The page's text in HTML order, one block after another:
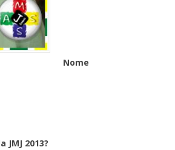
Nome
JMJ 2013?